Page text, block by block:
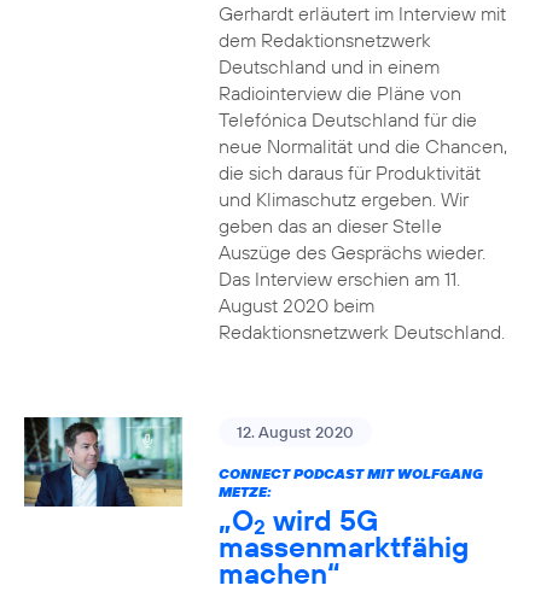
Gerhardt erläutert im Interview mit
dem Redaktionsnetzwerk
Deutschland und in einem
Radiointerview die Pläne von
Telefónica Deutschland für die
neue Normalität und die Chancen,
die sich daraus für Produktivität
und Klimaschutz ergeben. Wir
geben das an dieser Stelle
Auszüge des Gesprächs wieder.
Das Interview erschien am 11.
August 2020 beim
Redaktionsnetzwerk Deutschland.
12. August 2020
CONNECT PODCAST MIT WOLFGANG
METZE:
„O2 wird 5G
massenmarktfähig
machen“